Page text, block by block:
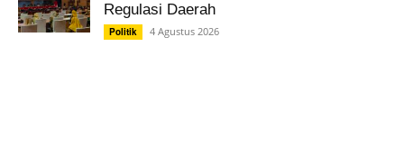
Regulasi Daerah
Politik 4 Agustus 2026